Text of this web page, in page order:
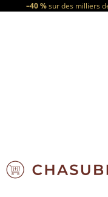
–40 %sur des milliers
CHASUBLES.FR